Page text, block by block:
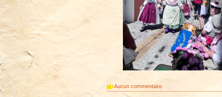
Aucun commentaire